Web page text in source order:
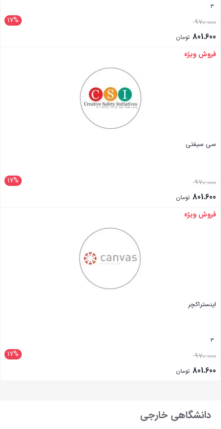
3
17% 970.000
801.600 تومان
بستن
فروش ویژه
سی سیفتی
17% 970.000
801.600 تومان
بستن
فروش ویژه
اینستراکچر
3
17% 970.000
801.600 تومان
دانشگاهی خارجی